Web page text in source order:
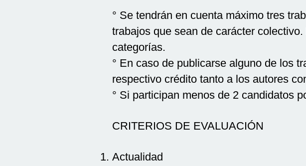
° Se tendrán en cuenta máximo tres
trabajos que sean de carácter
categorías.
° En caso de publicarse alguno de los
respectivo crédito tanto a los autores
° Si participan menos de 2 candidatos
CRITERIOS DE EVALUACIÓN
Actualidad